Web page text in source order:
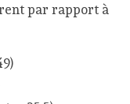
par rapport à